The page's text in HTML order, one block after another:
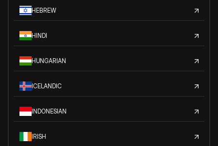
HEBREW
HINDI
HUNGARIAN
ICELANDIC
INDONESIAN
IRISH